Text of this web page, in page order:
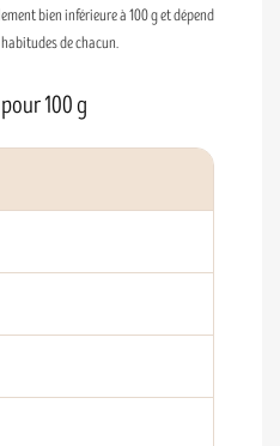
bien inférieure à 100 g et dépend
de chacun.
100 g